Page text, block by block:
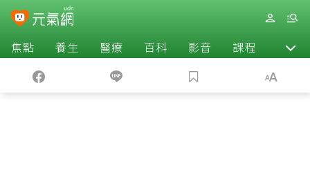
焦點 養生 醫療 百科 影音 課程 退休